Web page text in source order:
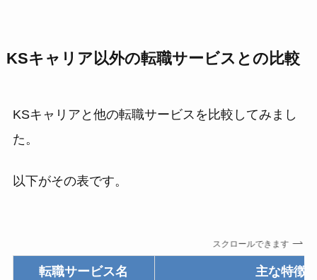
KSキャリア以外の転職サービスとの比較
KSキャリアと他の転職サービスを比較してみまし
た。
以下がその表です。
スクロールできます
転職サービス名 主な特徴